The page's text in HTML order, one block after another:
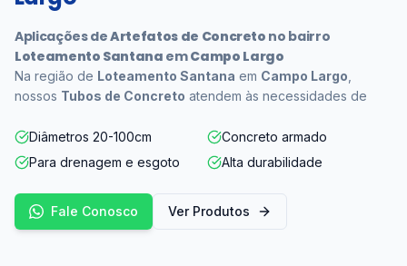
Aplicações deArtefatos de Concreto no bairro
Loteamento Santana emCampo Largo
Na região de Loteamento Santana em Campo Largo
nossos Tubos de Concreto atendem às necessidades de
Diâmetros 20-100cm
Concreto armado
Para drenagem e esgoto
Alta durabilidade
Fale Conosco Ver Produtos